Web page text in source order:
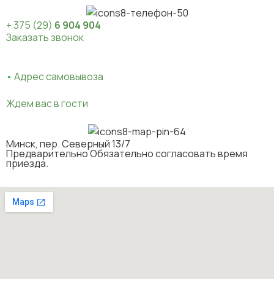
+ 375 (29) 6 904 904
Заказать звонок
• Адрес самовывоза
Ждем вас в гости
Минск, пер. Северный 13/7
Предварительно Обязательно согласовать время
приезда.